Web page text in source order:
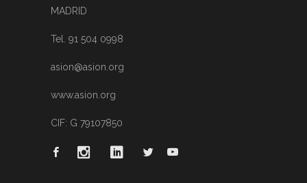
MADRID
Tel. 91 504 0998
asion@asion.org
www.asion.org
CIF: G 79107850